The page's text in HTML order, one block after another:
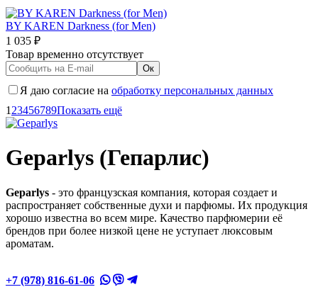
BY KAREN Darkness (for Men)
1 035 ₽
Товар временно отсутствует
Я даю согласие на обработку персональных данных
1 23456789Показать ещё
Geparlys (Гепарлис)
Geparlys - это французская компания, которая создает и
распространяет собственные духи и парфюмы. Их продукция
хорошо известна во всем мире. Качество парфюмерии её
брендов при более низкой цене не уступает люксовым
ароматам.
+7 (978) 816-61-06